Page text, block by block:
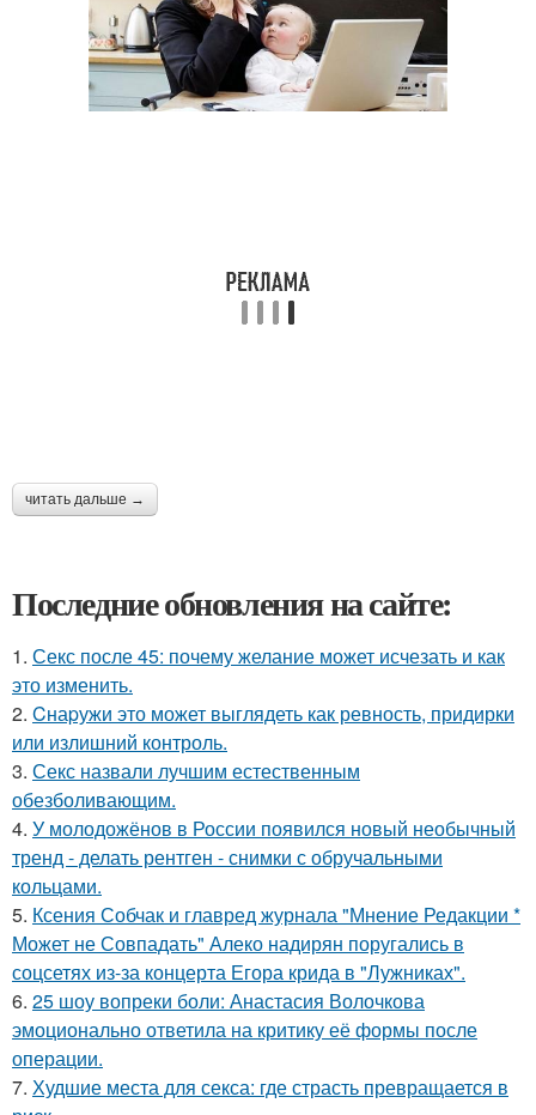
читать дальше →
Последние обновления на сайте:
1. Секс после 45: почему желание может исчезать и как
это изменить.
2. Cнаpужи это может выглядеть как ревность, придирки
или излишний контроль.
3. Секс назвали лучшим естественным
обезболивающим.
4. У молодожёнов в России появился новый необычный
тренд - делать рентген - снимки с обручальными
кольцами.
5. Ксения Собчак и главред журнала "Мнение Редакции *
Может не Совпадать" Алеко надирян поругались в
соцсетях из-за концерта Егора крида в "Лужниках".
6. 25 шоу вопреки боли: Анастасия Волочкова
эмоционально ответила на критику её формы после
операции.
7. Худшие места для секса: где страсть превращается в